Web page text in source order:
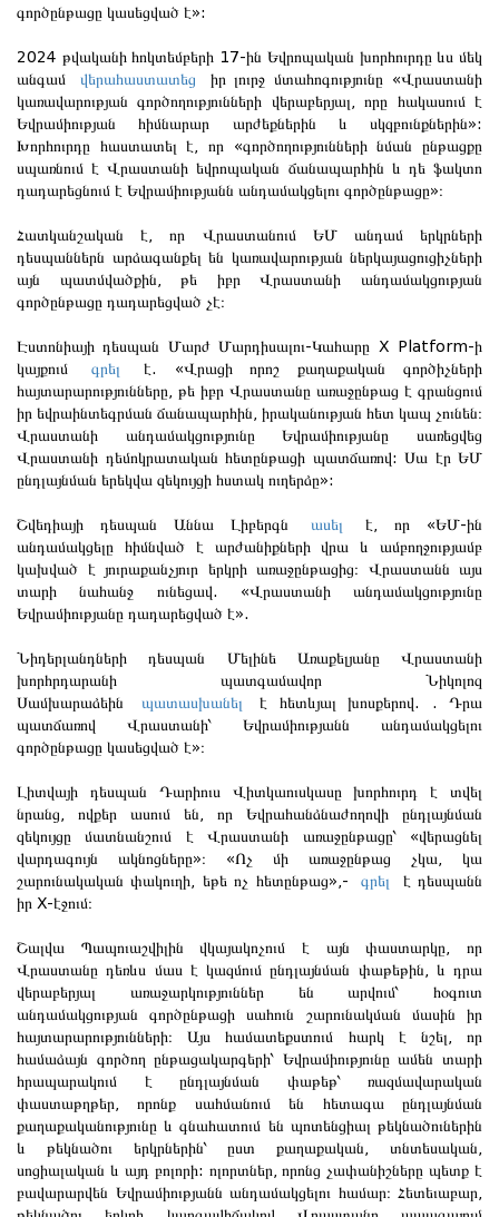
գործընթացը կասեցված է»:
2024 թվականի հոկտեմբերի 17-ին Եվրոպական խորհուրդը ևս մեկ
անգամ վերահաստատեց իր լուրջ մտահոգությունը «Վրաստանի
կառավարության գործողությունների վերաբերյալ, որը հակասում է
Եվրամիության հիմնարար արժեքներին և սկզբունքներին»:
Խորհուրդը հաստատել է, որ «գործողությունների նման ընթացքը
սպառնում է Վրաստանի եվրոպական ճանապարհին և դե ֆակտո
դադարեցնում է Եվրամիությանն անդամակցելու գործընթացը»։
Հատկանշական է, որ Վրաստանում ԵՄ անդամ երկրների
դեսպաններն արձագանքել են կառավարության ներկայացուցիչների
այն պատմվածքին, թե իբր Վրաստանի անդամակցության
գործընթացը դադարեցված չէ։
Էստոնիայի դեսպան Մարժ Մարդիսալու-Կահարը X Platform-ի
կայքում գրել է. «Վրացի որոշ քաղաքական գործիչների
հայտարարությունները, թե իբր Վրաստանը առաջընթաց է գրանցում
իր եվրաինտեգրման ճանապարհին, իրականության հետ կապ չունեն։
Վրաստանի անդամակցությունը Եվրամիությանը սառեցվեց
Վրաստանի դեմոկրատական ​​հետընթացի պատճառով: Սա էր ԵՄ
ընդլայնման երեկվա զեկույցի հստակ ուղերձը»:
Շվեդիայի դեսպան Աննա Լիբերգն ասել է, որ «ԵՄ-ին
անդամակցելը հիմնված է արժանիքների վրա և ամբողջությամբ
կախված է յուրաքանչյուր երկրի առաջընթացից։ Վրաստանն այս
տարի նահանջ ունեցավ. «Վրաստանի անդամակցությունը
Եվրամիությանը դադարեցված է».
Նիդերլանդների դեսպան Մելինե Առաքելյանը Վրաստանի
խորհրդարանի պատգամավոր Նիկոլոզ
Սամխարաձեին պատասխանել է հետևյալ խոսքերով. . Դրա
պատճառով Վրաստանի՝ Եվրամիությանն անդամակցելու
գործընթացը կասեցված է»։
Լիտվայի դեսպան Դարիուս Վիտկաուսկասը խորհուրդ է տվել
նրանց, ովքեր ասում են, որ Եվրահանձնաժողովի ընդլայնման
զեկույցը մատնանշում է Վրաստանի առաջընթացը՝ «վերացնել
վարդագույն ակնոցները»։ «Ոչ մի առաջընթաց չկա, կա
շարունակական փակուղի, եթե ոչ հետընթաց»,-գրել է դեսպանն
իր X-էջում։
Շալվա Պապուաշվիլին վկայակոչում է այն փաստարկը, որ
Վրաստանը դեռևս մաս է կազմում ընդլայնման փաթեթին, և դրա
վերաբերյալ առաջարկություններ են արվում՝ հօգուտ
անդամակցության գործընթացի սահուն շարունակման մասին իր
հայտարարությունների։ Այս համատեքստում հարկ է նշել, որ
համաձայն գործող ընթացակարգերի՝ Եվրամիությունը ամեն տարի
հրապարակում է ընդլայնման փաթեթ՝ ռազմավարական
փաստաթղթեր, որոնք սահմանում են հետագա ընդլայնման
քաղաքականությունը և գնահատում են պոտենցիալ թեկնածուներին
և թեկնածու երկրներին՝ ըստ քաղաքական, տնտեսական,
սոցիալական և այդ բոլորի: ոլորտներ, որոնց չափանիշները պետք է
բավարարվեն Եվրամիությանն անդամակցելու համար։ Հետեւաբար,